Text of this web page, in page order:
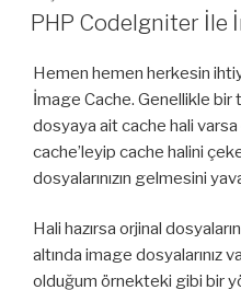
TARIHI
PHP CodeIgniter İle
Hemen hemen herkesin
İmage Cache. Genellikle
dosyaya ait cache hali
cache’leyip cache halini
dosyalarınızın gelmesini
Hali hazırsa orjinal
altında image dosyalarınız
olduğum örnekteki gibi bir